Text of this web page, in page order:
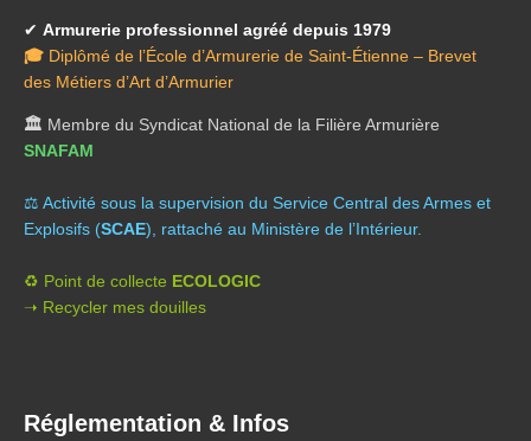
✔ Armurerie professionnel agréé depuis 1979
🎓 Diplômé de l’École d’Armurerie de Saint-Étienne – Brevet
des Métiers d’Art d’Armurier
🏛️ Membre du Syndicat National de la Filière Armurière
SNAFAM
⚖️ Activité sous la supervision du Service Central des Armes et
Explosifs (SCAE), rattaché au Ministère de l’Intérieur.
♻️ Point de collecte ECOLOGIC
➝ Recycler mes douilles
Réglementation & Infos